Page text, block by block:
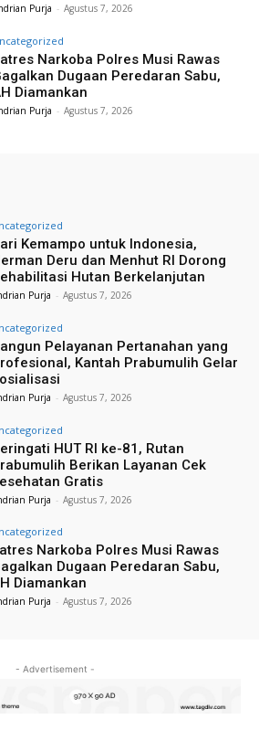
Purja - Agustus 7, 2026
Narkoba Polres Musi Rawas
Dugaan Peredaran Sabu,
Diamankan
Purja - Agustus 7, 2026
Kemampo untuk Indonesia,
Deru dan Menhut RI Dorong
Hutan Berkelanjutan
Purja - Agustus 7, 2026
Pelayanan Pertanahan yang
Kantah Prabumulih Gelar
Purja - Agustus 7, 2026
HUT RI ke-81, Rutan
Berikan Layanan Cek
Gratis
Purja - Agustus 7, 2026
Narkoba Polres Musi Rawas
Dugaan Peredaran Sabu,
Diamankan
Purja - Agustus 7, 2026
- Advertisement -